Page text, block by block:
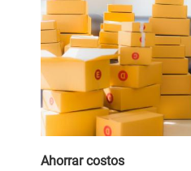
Ahorrar costos